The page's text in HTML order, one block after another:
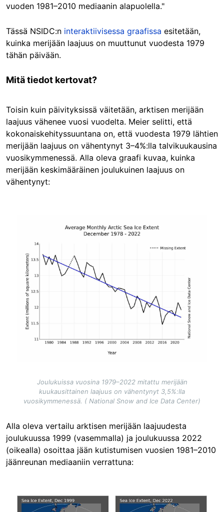
vuoden 1981–2010 mediaanin alapuolella."
Tässä NSIDC:n interaktiivisessa graafissa esitetään,
kuinka merijään laajuus on muuttunut vuodesta 1979
tähän päivään.
Mitä tiedot kertovat?
Toisin kuin päivityksissä väitetään, arktisen merijään
laajuus vähenee vuosi vuodelta. Meier selitti, että
kokonaiskehityssuuntana on, että vuodesta 1979 lähtien
merijään laajuus on vähentynyt 3–4%:lla talvikuukausina
vuosikymmenessä. Alla oleva graafi kuvaa, kuinka
merijään keskimääräinen joulukuinen laajuus on
vähentynyt:
Joulukuissa vuosina 1979–2022 mitattu merijään
kuukausittainen laajuus on vähentynyt 3,5%:lla
vuosikymmenessä. ( National Snow and Ice Data Center)
Alla oleva vertailu arktisen merijään laajuudesta
joulukuussa 1999 (vasemmalla) ja joulukuussa 2022
(oikealla) osoittaa jään kutistumisen vuosien 1981–2010
jäänreunan mediaaniin verrattuna:
Image